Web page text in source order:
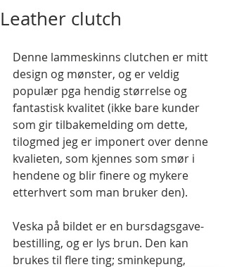
Leather clutch
Denne lammeskinns clutchen er mitt
design og mønster, og er veldig
populær pga hendig størrelse og
fantastisk kvalitet (ikke bare kunder
som gir tilbakemelding om dette,
tilogmed jeg er imponert over denne
kvalieten, som kjennes som smør i
hendene og blir finere og mykere
etterhvert som man bruker den).
Veska på bildet er en bursdagsgave-
bestilling, og er lys brun. Den kan
brukes til flere ting; sminkepung,